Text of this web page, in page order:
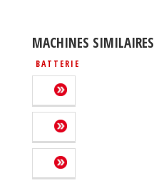
MACHINES SIMILAIRES
BATTERIE